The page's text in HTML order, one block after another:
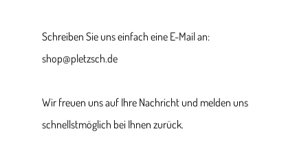
Schreiben Sie uns einfach eine E-Mail an:
shop@pletzsch.de
Wir freuen uns auf Ihre Nachricht und melden uns
schnellstmöglich bei Ihnen zurück.